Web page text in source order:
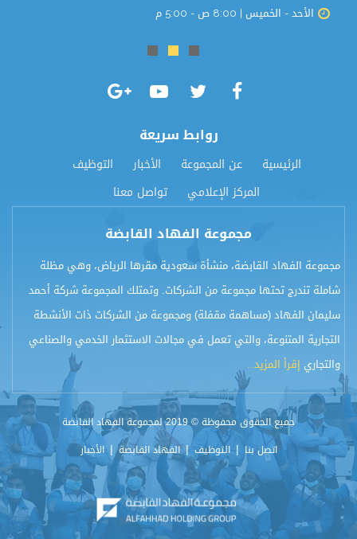
الأحد - الخميس | 8:00 ص - 5:00 م
روابط سريعة
الرئيسية عن المجموعة الأخبار
التوظيف
المركز الإعلامي
تواصل معنا
مجموعة الفهاد القابضة
مجموعة الفهاد القابضة، منشأة سعودية مقرها الرياض، وهي مظلة
شاملة تندرج تحتها مجموعة من الشركات. وتمتلك المجموعة شركة أحمد
سليمان الفهاد (مساهمة مقفلة) ومجموعة من الشركات ذات الأنشطة
التجارية المتنوعة، والتي تعمل في مجالات الاستثمار الخدمي والصناعي
والتجاري إقرأ المزيد...​
جميع الحقوق محفوظة © 2019 لمجموعة الفهاد القابضة
اتصل بنا | التوظيف|الفهاد القابضة|الأخبار